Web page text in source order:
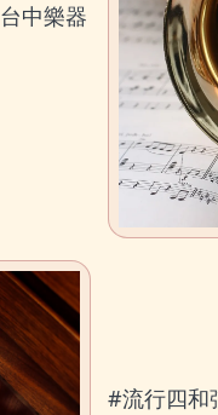
中樂器
#流行四